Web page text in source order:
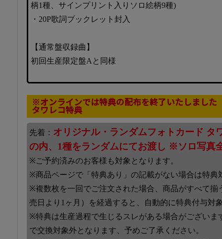
柄1種、サインプリント入りソロ絵柄9種)
・20P歌詞ブックレット封入
【通常盤収録曲】
初回生産限定盤Aと同様
※オンラインでは特典の配布を終了いたしました
タワレコ特典
先着： オリジナル・ランダムフォトカード タ
の内、1種をランダムにてお渡し ※ソロ写真
※ご予約済みのお客様も対象となります。
※商品ページで「特典あり」の記載がない場合は特典
※複数枚を一回でご注文された場合、商品がすべて揃
売日より1ヶ月）を経過すると、自動的に特典付与対
※特典は生産過程で生じるスレがある場合がございま
で交換対象外となります、予めご了承ください。